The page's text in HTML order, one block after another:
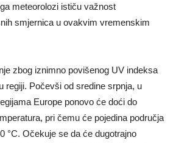
meteorolozi ističu važnost
smjernica u ovakvim vremenskim
zbog iznimno povišenog UV indeksa
regiji. Počevši od sredine srpnja, u
Europe ponovo će doći do
pri čemu će pojedina područja
°C. Očekuje se da će dugotrajno